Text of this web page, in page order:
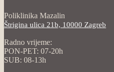
Poliklinika Mazalin
Štrigina ulica 21b, 10000 Zagreb
Radno vrijeme:
PON-PET: 07-20h
SUB: 08-13h